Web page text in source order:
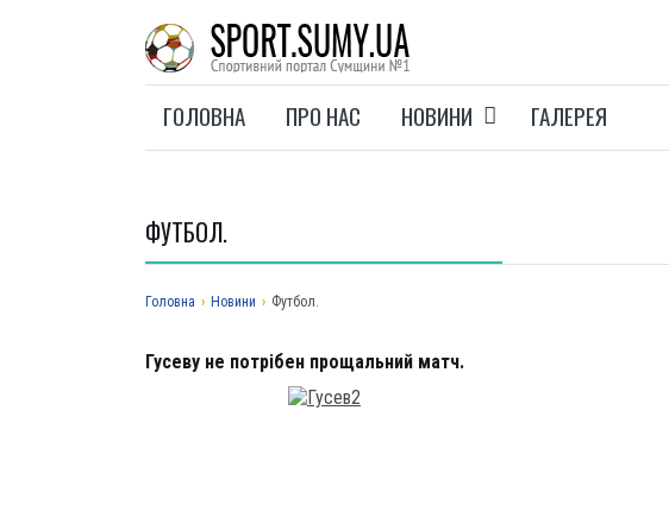
ГОЛОВНА ПРО НАС НОВИНИ ГАЛЕРЕЯ
ФУТБОЛ.
Головна › Новини › Футбол.
Гусеву не потрібен прощальний матч.